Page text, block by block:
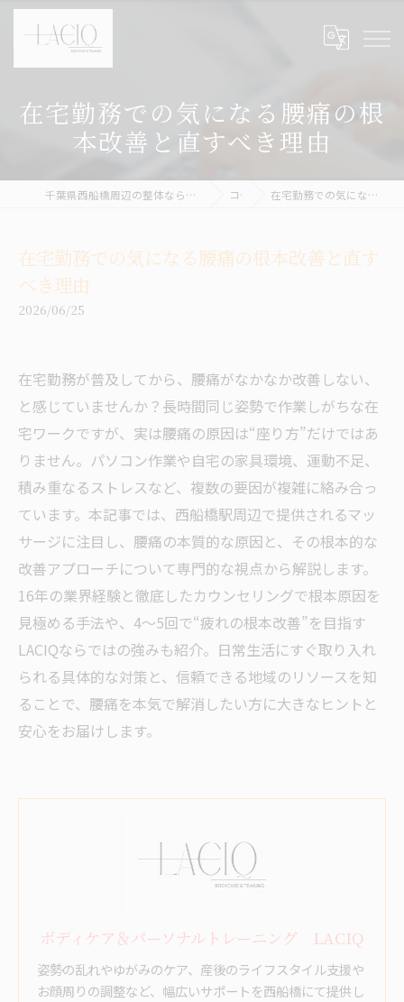
在宅勤務での気になる腰痛の根
本改善と直すべき理由
千葉県西船橋周辺の整体ならボディケア&パーソナルトレーニング LACIQ コラム 在宅勤務での気になる腰痛の根本改善と直すべき理由
在宅勤務での気になる腰痛の根本改善と直す
べき理由
2026/06/25
在宅勤務が普及してから、腰痛がなかなか改善しない、
と感じていませんか？長時間同じ姿勢で作業しがちな在
宅ワークですが、実は腰痛の原因は“座り方”だけではあ
りません。パソコン作業や自宅の家具環境、運動不足、
積み重なるストレスなど、複数の要因が複雑に絡み合っ
ています。本記事では、西船橋駅周辺で提供されるマッ
サージに注目し、腰痛の本質的な原因と、その根本的な
改善アプローチについて専門的な視点から解説します。
16年の業界経験と徹底したカウンセリングで根本原因を
見極める手法や、4〜5回で“疲れの根本改善”を目指す
LACIQならではの強みも紹介。日常生活にすぐ取り入れ
られる具体的な対策と、信頼できる地域のリソースを知
ることで、腰痛を本気で解消したい方に大きなヒントと
安心をお届けします。
ボディケア＆パーソナルトレーニング LACIQ
姿勢の乱れやゆがみのケア、産後のライフスタイル支援や
お顔周りの調整など、幅広いサポートを西船橋にて提供し